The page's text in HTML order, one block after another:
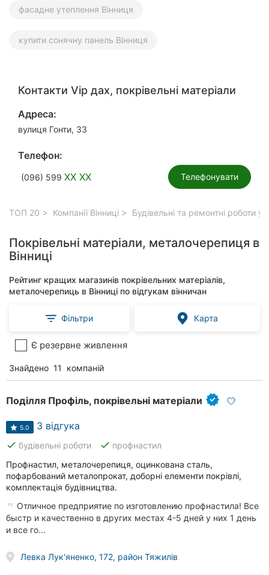
фасадне утеплення Вінниця
купити сонячну панель Вінниця
Контакти Vip дах, покрівельні матеріали
Адреса:
вулиця Гонти, 33
Телефон:
(096) 599 XX XX Телефонувати
ТОП 20 Компанії Вінниці Будівельні та ремонтні роботи у
Покрівельні матеріали, металочерепиця в
Вінниці
Рейтинг кращих магазинів покрівельних матеріалів,
металочерепиць в Вінниці по відгукам вінничан
Фільтри Карта
Є резервне живлення
Знайдено 11 компаній
Поділля Профіль, покрівельні матеріали
5.0 3 відгука
done будівельні роботи done профнастил
Профнастил, металочерепиця, оцинкована сталь,
пофарбований металопрокат, доборні елементи покрівлі,
комплектація будівництва.
Отличное предприятие по изготовлению профнастила! Все
быстр и качественно в других местах 4-5 дней у них 1 день
и все го...
Левка Лук'яненко, 172, район Тяжилів